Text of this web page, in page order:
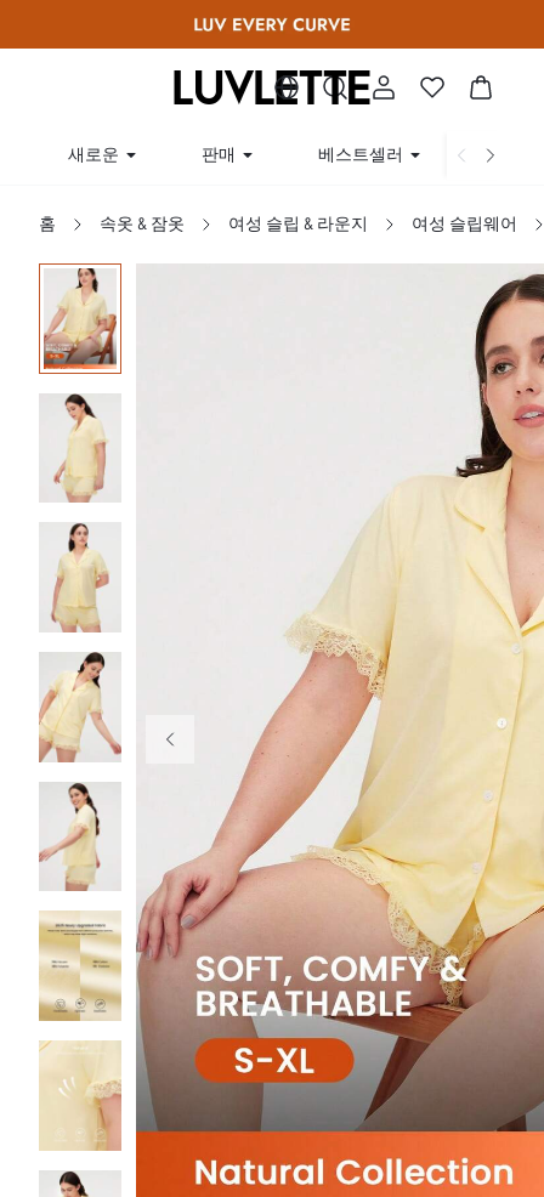
새로운 판매 베스트셀러 곡선
홈 속옷 & 잠옷 여성 슬립 & 라운지 여성 슬립웨어